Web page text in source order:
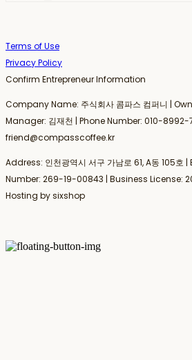
Terms of Use
Privacy Policy
Confirm Entrepreneur Information
Company Name: 주식회사 콤파스 컴퍼니 |
Manager: 김재천 | Phone Number: 010-8992-
friend@compasscoffee.kr
Address: 인천광역시 서구 가남로 61, A동 105
Number: 269-19-00843 | Business License:
Hosting by sixshop